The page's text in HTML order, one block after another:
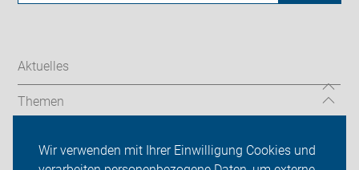
Wir verwenden mit Ihrer Einwilligung Cookies und
Aktuelles
Themen